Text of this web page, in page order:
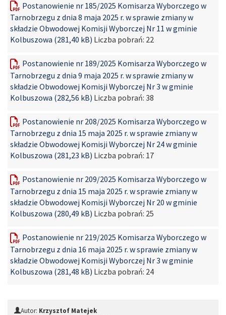
Postanowienie nr 185/2025 Komisarza Wyborczego w
Tarnobrzegu z dnia 8 maja 2025 r. w sprawie zmiany w
składzie Obwodowej Komisji Wyborczej Nr 11 w gminie
Kolbuszowa (281,40 kB) Liczba pobrań: 22
Postanowienie nr 189/2025 Komisarza Wyborczego w
Tarnobrzegu z dnia 9 maja 2025 r. w sprawie zmiany w
składzie Obwodowej Komisji Wyborczej Nr 3 w gminie
Kolbuszowa (282,56 kB) Liczba pobrań: 38
Postanowienie nr 208/2025 Komisarza Wyborczego w
Tarnobrzegu z dnia 15 maja 2025 r. w sprawie zmiany w
składzie Obwodowej Komisji Wyborczej Nr 24 w gminie
Kolbuszowa (281,23 kB) Liczba pobrań: 17
Postanowienie nr 209/2025 Komisarza Wyborczego w
Tarnobrzegu z dnia 15 maja 2025 r. w sprawie zmiany w
składzie Obwodowej Komisji Wyborczej Nr 20 w gminie
Kolbuszowa (280,49 kB) Liczba pobrań: 25
Postanowienie nr 219/2025 Komisarza Wyborczego w
Tarnobrzegu z dnia 16 maja 2025 r. w sprawie zmiany w
składzie Obwodowej Komisji Wyborczej Nr 3 w gminie
Kolbuszowa (281,48 kB) Liczba pobrań: 24
Autor: Krzysztof Matejek